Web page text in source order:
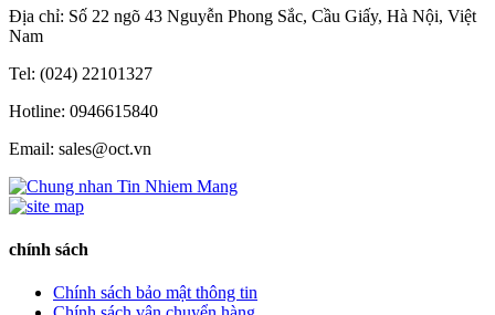
Địa chỉ: Số 22 ngõ 43 Nguyễn Phong Sắc, Cầu Giấy, Hà Nội, Việt
Nam
Tel: (024) 22101327
Hotline: 0946615840
Email: sales@oct.vn
chính sách
Chính sách bảo mật thông tin